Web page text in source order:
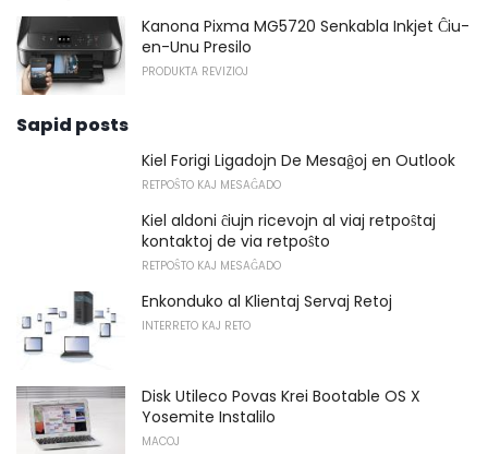
Kanona Pixma MG5720 Senkabla Inkjet Ĉiu-
en-Unu Presilo
PRODUKTA REVIZIOJ
Sapid posts
Kiel Forigi Ligadojn De Mesaĝoj en Outlook
RETPOŜTO KAJ MESAĜADO
Kiel aldoni ĉiujn ricevojn al viaj retpoŝtaj
kontaktoj de via retpoŝto
RETPOŜTO KAJ MESAĜADO
Enkonduko al Klientaj Servaj Retoj
INTERRETO KAJ RETO
Disk Utileco Povas Krei Bootable OS X
Yosemite Instalilo
MACOJ